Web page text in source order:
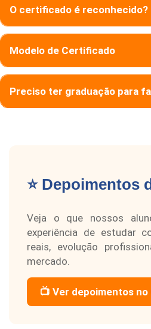
O certificado é reconhecido?
Modelo de Certificado
Preciso ter graduação para
⭐ Depoimentos
Veja o que nossos
experiência de estudar
reais, evolução
mercado.
📺 Ver depoimentos no